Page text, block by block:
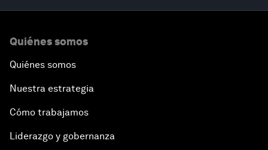
Quiénes somos
Quiénes somos
Nuestra estrategia
Cómo trabajamos
Liderazgo y gobernanza